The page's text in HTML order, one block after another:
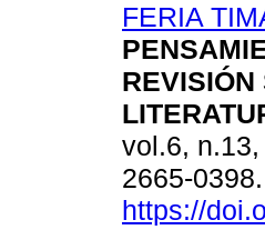
FERIA
vol.6,
2665-0398.
https://